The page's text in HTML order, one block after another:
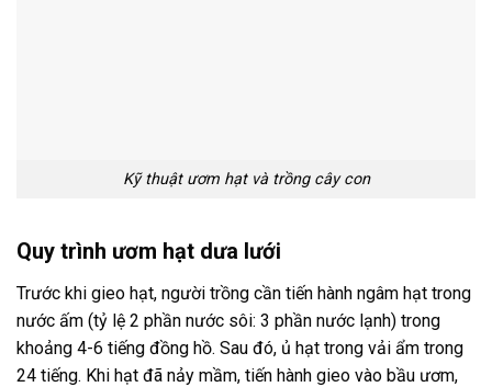
Kỹ thuật ươm hạt và trồng cây con
Quy trình ươm hạt dưa lưới
Trước khi gieo hạt, người trồng cần tiến hành ngâm hạt trong
nước ấm (tỷ lệ 2 phần nước sôi: 3 phần nước lạnh) trong
khoảng 4-6 tiếng đồng hồ. Sau đó, ủ hạt trong vải ẩm trong
24 tiếng. Khi hạt đã nảy mầm, tiến hành gieo vào bầu ươm,